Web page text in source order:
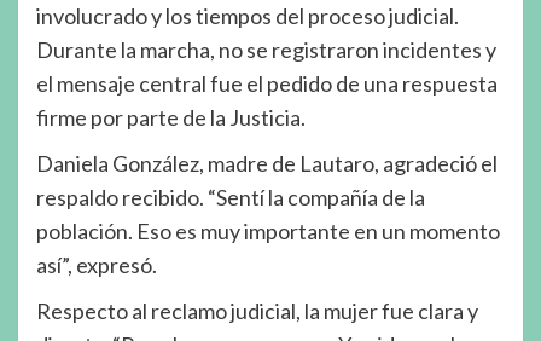
involucrado y los tiempos del proceso judicial.
Durante la marcha, no se registraron incidentes y
el mensaje central fue el pedido de una respuesta
firme por parte de la Justicia.
Daniela González, madre de Lautaro, agradeció el
respaldo recibido. “Sentí la compañía de la
población. Eso es muy importante en un momento
así”, expresó.
Respecto al reclamo judicial, la mujer fue clara y